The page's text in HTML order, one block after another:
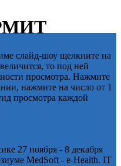
слайд-шоу щелкните на
то под ней
просмотра. Нажмите
нажмите на число от 1
просмотра каждой
27 ноября - 8 декабря
MedSoft - e-Health. IT